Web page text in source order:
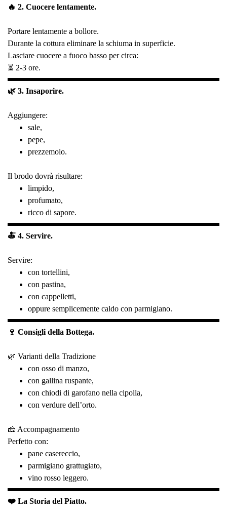
🔥 2. Cuocere lentamente.
Portare lentamente a bollore.
Durante la cottura eliminare la schiuma in superficie.
Lasciare cuocere a fuoco basso per circa:
⏳ 2-3 ore.
🌿 3. Insaporire.
Aggiungere:
sale,
pepe,
prezzemolo.
Il brodo dovrà risultare:
limpido,
profumato,
ricco di sapore.
🍝 4. Servire.
Servire:
con tortellini,
con pastina,
con cappelletti,
oppure semplicemente caldo con parmigiano.
🍷 Consigli della Bottega.
🌿 Varianti della Tradizione
con osso di manzo,
con gallina ruspante,
con chiodi di garofano nella cipolla,
con verdure dell’orto.
🧀 Accompagnamento
Perfetto con:
pane casereccio,
parmigiano grattugiato,
vino rosso leggero.
❤️ La Storia del Piatto.